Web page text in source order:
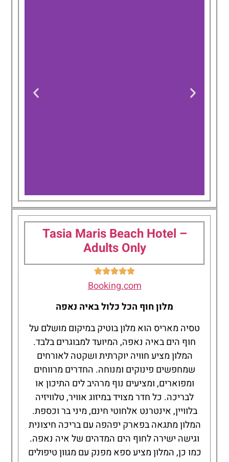
Nelia Beach
Hotel & Spa
Tasia Maris Beach Hotel –
Adults Only
Booking.com
מלון חוף הכל כלול באיה נאפה
טסיה מאריס הוא מלון בוטיק במיקום מושלם על
חוף הים באיה נאפה, המיועד למבוגרים בלבד.
המלון מציע חוויה יוקרתית ושקטה לאורחים
שמחפשים פינוקים ומנוחה. החדרים מרווחים
ומפוארים, ומציעים נוף מרהיב לים התיכון או
לבריכה. כל חדר מצויד במיזוג אוויר, טלוויזיה
בלוויין, אינטרנט אלחוטי חינם, מיני בר וכספת.
המלון מתגאה בפארק יפהפה עם בריכה חיצונית
וגישה ישירה לחוף הים המדהים של איה נאפה.
כמו כן, המלון מציע ספא מפנק עם מגוון טיפולים